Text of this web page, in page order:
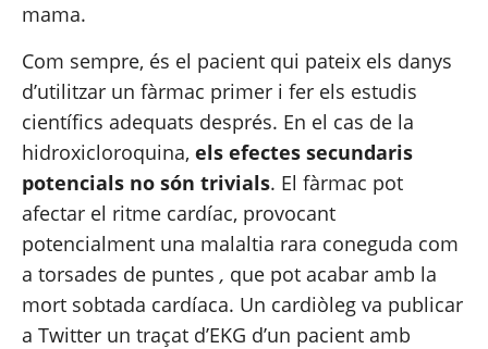
mama.
Com sempre, és el pacient qui pateix els danys
d’utilitzar un fàrmac primer i fer els estudis
científics adequats després. En el cas de la
hidroxicloroquina, els efectes secundaris
potencials no són trivials. El fàrmac pot
afectar el ritme cardíac, provocant
potencialment una malaltia rara coneguda com
a torsades de puntes , que pot acabar amb la
mort sobtada cardíaca. Un cardiòleg va publicar
a Twitter un traçat d’EKG d’un pacient amb